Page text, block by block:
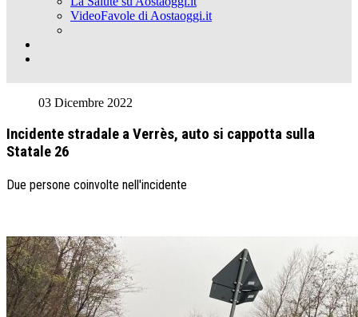
VideoFavole di Aostaoggi.it
03 Dicembre 2022
Incidente stradale a Verrès, auto si cappotta sulla
Statale 26
Due persone coinvolte nell'incidente